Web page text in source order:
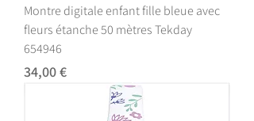
Montre digitale enfant fille bleue avec
fleurs étanche 50 mètres Tekday
654946
Prix
34,00 €